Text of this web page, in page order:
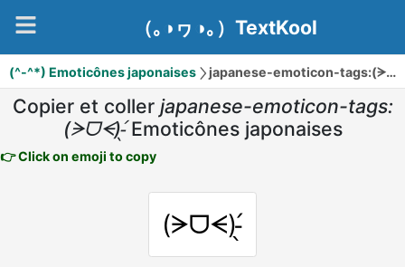
（｡◑ヮ◑｡）TextKool
(^-^*) Emoticônes japonaises japanese-emoticon-tags:(ᗒᗜᗕ)՛̵̖
Copier et coller japanese-emoticon-tags:
(ᗒᗜᗕ)՛̵̖ Emoticônes japonaises
👉 Click on emoji to copy
(ᗒᗜᗕ)՛̵̖